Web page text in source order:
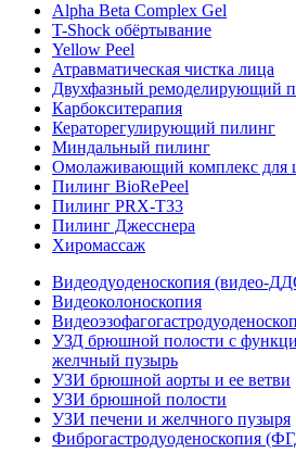
Alpha Beta Complex Gel
T-Shock обёртывание
Yellow Peel
Атравматическая чистка лица
Двухфазный ремоделирующий
Карбокситерапия
Кераторегулирующий пилинг
Миндальный пилинг
Омолаживающий комплекс для
Пилинг BioRePeel
Пилинг PRX-T33
Пилинг Джесснера
Хиромассаж
Видеодуоденоскопия (видео-
Видеоколоноскопия
УЗД брюшной полости с
желчный пузырь
УЗИ брюшной аорты и ее ветви
УЗИ брюшной полости
УЗИ печени и желчного пузыря
Фиброгастродуоденоскопия